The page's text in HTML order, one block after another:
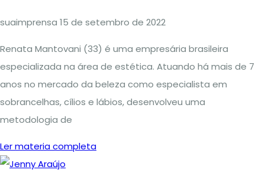
suaimprensa 15 de setembro de 2022
Renata Mantovani (33) é uma empresária brasileira
especializada na área de estética. Atuando há mais de 7
anos no mercado da beleza como especialista em
sobrancelhas, cílios e lábios, desenvolveu uma
metodologia de
Ler materia completa